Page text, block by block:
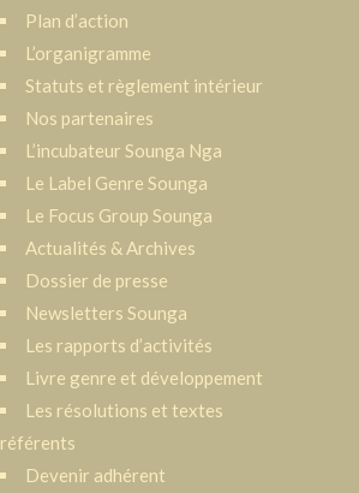
Plan d’action
L’organigramme
Statuts et règlement intérieur
Nos partenaires
L’incubateur Sounga Nga
Le Label Genre Sounga
Le Focus Group Sounga
Actualités & Archives
Dossier de presse
Newsletters Sounga
Les rapports d’activités
Livre genre et développement
Les résolutions et textes
référents
Devenir adhérent